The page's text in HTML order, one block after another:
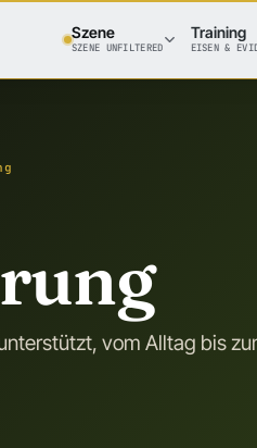
Szene
SZENE UNFILTERED
Training
EISEN &
vom Alltag bis